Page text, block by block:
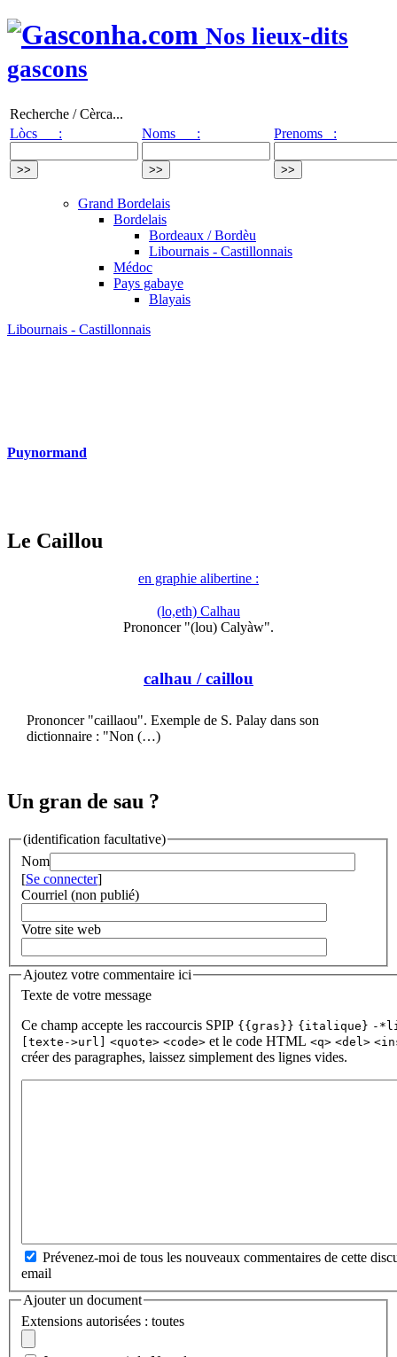
Nos lieux-dits
gascons
Recherche / Cèrca...
Lòcs :
Noms : Prenoms :
Grand Bordelais
Bordelais
Bordeaux / Bordèu
Libournais - Castillonnais
Médoc
Pays gabaye
Blayais
Libournais - Castillonnais
Puynormand
Le Caillou
en graphie alibertine :
(lo,eth) Calhau
Prononcer "(lou) Calyàw".
calhau / caillou
Prononcer "caillaou". Exemple de S. Palay dans son
dictionnaire : "Non (…)
Un gran de sau ?
(identification facultative)
Nom
[Se connecter]
Courriel (non publié)
Votre site web
Ajoutez votre commentaire ici
Texte de votre message
Ce champ accepte les raccourcis SPIP {{gras}} {italique} -
[texte->url]
<quote> <code> et le code HTML <q> <del>
créer des paragraphes, laissez simplement des lignes vides.
Prévenez-moi de tous les nouveaux commentaires de cette
email
Ajouter un document
Extensions autorisées : toutes